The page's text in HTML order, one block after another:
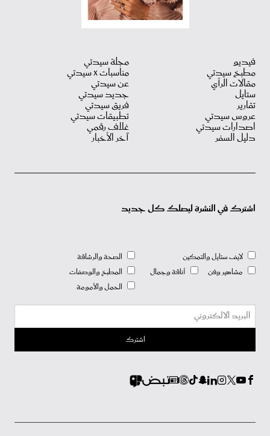
فيديو
مطبخ سيدتي
مقالات الرأي
ستايل
تقارير
عروس سيدتي
اصدارات سيدتي
دليل السفر
مجلة سيدتي
مناسبات X سيدتي
عن سيدتي
جديد سيدتي
فريق سيدتي
تطبيقات سيدتي
غلاف رقمي
آخر الأخبار
اشترك في النشرة ليصلك كل جديد
لايف ستايل والتمكين
مشاهير وفن
أناقة وجمال
الصحة والرشاقة
المطبخ والوصفات
الحمل والأمومة